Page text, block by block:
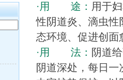
·用 途： 用于
性阴道炎、滴虫性
态环境、促进创面
·用 法： 阴道
阴道深处，每日